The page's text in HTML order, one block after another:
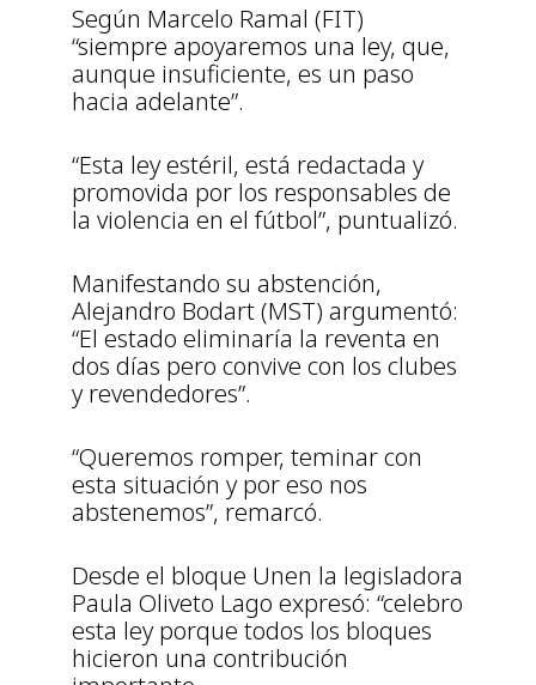
Según Marcelo Ramal (FIT)
“siempre apoyaremos una ley, que,
aunque insuficiente, es un paso
hacia adelante”.
“Esta ley estéril, está redactada y
promovida por los responsables de
la violencia en el fútbol”, puntualizó.
Manifestando su abstención,
Alejandro Bodart (MST) argumentó:
“El estado eliminaría la reventa en
dos días pero convive con los clubes
y revendedores”.
“Queremos romper, teminar con
esta situación y por eso nos
abstenemos”, remarcó.
Desde el bloque Unen la legisladora
Paula Oliveto Lago expresó: “celebro
esta ley porque todos los bloques
hicieron una contribución